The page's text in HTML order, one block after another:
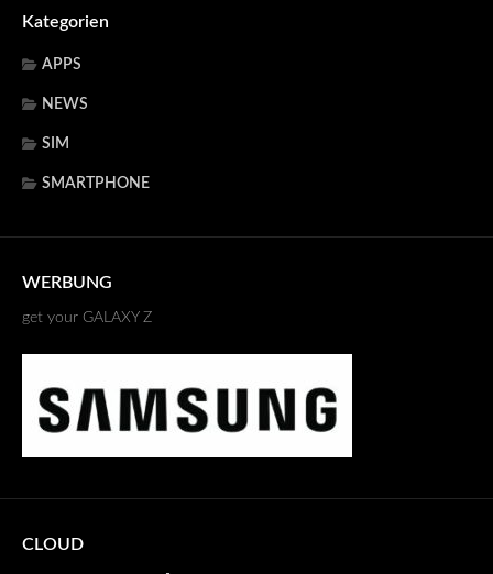
Kategorien
APPS
NEWS
SIM
SMARTPHONE
WERBUNG
get your GALAXY Z
CLOUD